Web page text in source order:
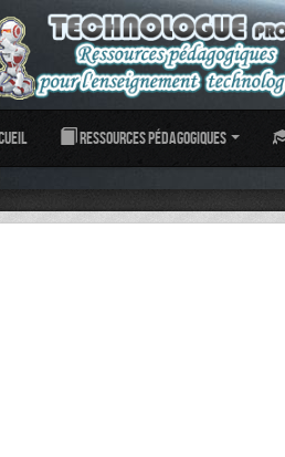
Ressources pédagogiques